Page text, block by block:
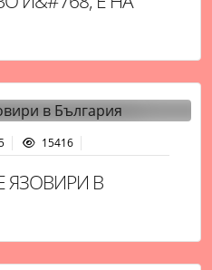
15416
ЯЗОВИРИ В